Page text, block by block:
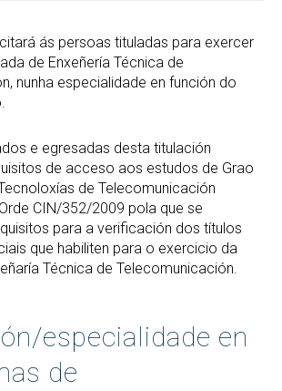
ás persoas tituladas para exercer
de Enxeñería Técnica de
nunha especialidade en función do
e egresadas desta titulación
de acceso aos estudos de Grao
de Telecomunicación
CIN/352/2009 pola que se
para a verificación dos títulos
que habiliten para o exercicio da
Técnica de Telecomunicación.
especialidade en
de